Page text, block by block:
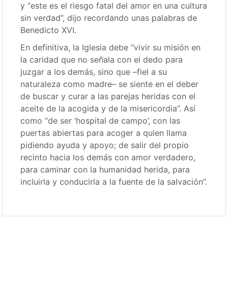
y “este es el riesgo fatal del amor en una cultura
sin verdad”, dijo recordando unas palabras de
Benedicto XVI.
En definitiva, la Iglesia debe “vivir su misión en
la caridad que no señala con el dedo para
juzgar a los demás, sino que –fiel a su
naturaleza como madre– se siente en el deber
de buscar y curar a las parejas heridas con el
aceite de la acogida y de la misericordia”. Así
como “de ser ‘hospital de campo’, con las
puertas abiertas para acoger a quien llama
pidiendo ayuda y apoyo; de salir del propio
recinto hacia los demás con amor verdadero,
para caminar con la humanidad herida, para
incluirla y conducirla a la fuente de la salvación”.